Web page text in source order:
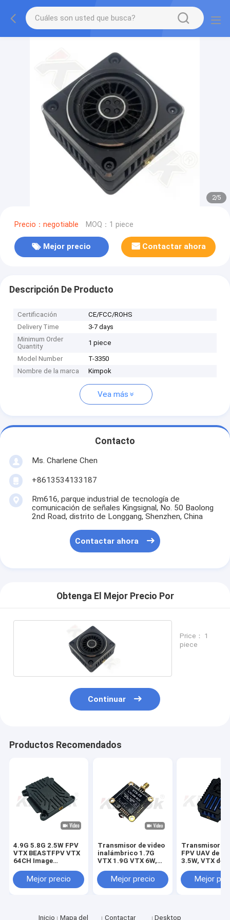
2/5
Precio：negotiable MOQ：1 piece
Mejor precio Contactar ahora
Descripción De Producto
Certificación
CE/FCC/ROHS
Delivery Time
3-7 days
Minimum Order
Quantity
1 piece
Model Number
T-3350
Nombre de la marca
Kimpok
Vea más
Contacto
Ms. Charlene Chen
+8613534133187
Rm616, parque industrial de tecnología de
comunicación de señales Kingsignal, No. 50 Baolong
2nd Road, distrito de Longgang, Shenzhen, China
Contactar ahora
Obtenga El Mejor Precio Por
Price： 1
piece
Continuar
Productos Recomendados
4.9G 5.8G 2.5W FPV
VTX BEASTFPV VTX
64CH Image
Accessories
Mejor precio
Transmisor de video
inalámbrico 1.7G
VTX 1.9G VTX 6W,
imagen de larga
distancia de 20 km
Mejor precio
Transmisor
FPV UAV de
3.5W, VTX de
25mW/
módulo VTX
Mejor
Inicio Mapa del Contactar Desktop